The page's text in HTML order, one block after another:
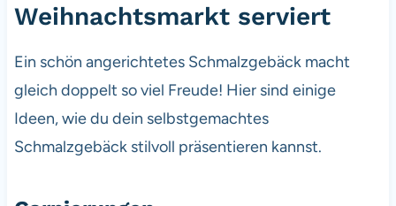
Weihnachtsmarkt serviert
Ein schön angerichtetes Schmalzgebäck macht
gleich doppelt so viel Freude! Hier sind einige
Ideen, wie du dein selbstgemachtes
Schmalzgebäck stilvoll präsentieren kannst.